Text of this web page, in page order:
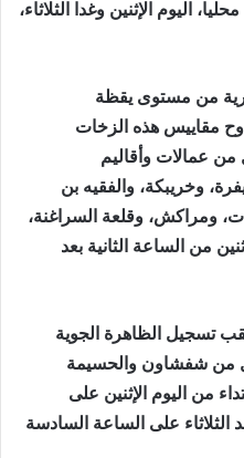
اليوم الإثنين وغدا الثلاثاء،
من مستوى يقظة
مقاييس هذه الزخات
30 و 40 ملم بكل من عمالات وأقاليم
وخريبكة، والفقيه بن
ومراكش، وقلعة السراغنة،
من الساعة الثانية بعد
تسجيل الظاهرة الجوية
و 30 ملم) بكل من شفشاون والحسيمة
من اليوم الإثنين على
على الساعة السادسة